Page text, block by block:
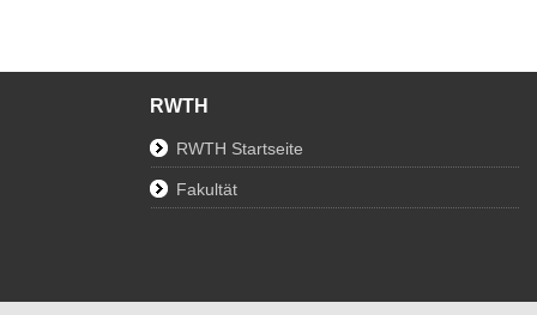
RWTH
RWTH Startseite
Fakultät